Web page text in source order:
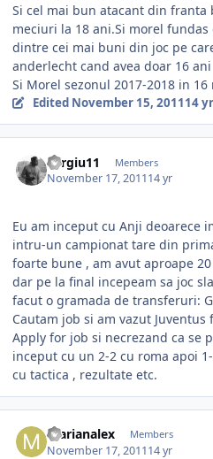
Si cel mai bun atacant din
meciuri la 18 ani.Si morel
dintre cei mai buni din joc pe
anderlecht cand avea doar 16 ani
Si Morel sezonul 2017-2018 in
Edited November 15, 201114 yr
Sergiu11 Members
November 17, 201114 yr
Eu am inceput cu Anji deoarece
intru-un campionat tare din
foarte bune , am avut aproape
dar pe la final incepeam sa joc
facut o gramada de transferuri:
Cautam job si am vazut
Apply for job si necrezand ca se
inceput cu un 2-2 cu roma apoi
cu tactica , rezultate etc.
marianalex Members
November 17, 201114 yr